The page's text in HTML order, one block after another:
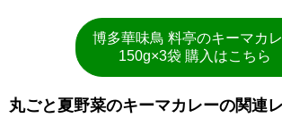
博多華味鳥 料亭のキーマカ
150g×3袋 購入はこちら
丸ごと夏野菜のキーマカレーの関連